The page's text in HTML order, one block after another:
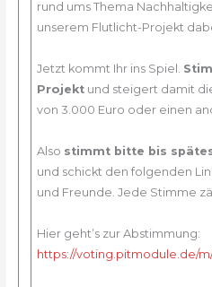
rund ums Thema
unserem Flutlicht-Projekt
Jetzt kommt Ihr ins Spiel.
Projekt und steigert damit
von 3.000 Euro oder einen
Also stimmt bitte bis
und schickt den folgenden
und Freunde. Jede Stimme
Hier geht’s zur Abstimmung:
https://voting.pitmodule.de/m/